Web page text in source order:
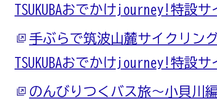
TSUKUBAおでかけjourney!特設サ
手ぶらで筑波山麓サイクリン
TSUKUBAおでかけjourney!特設サ
のんびりつくバス旅～小貝川